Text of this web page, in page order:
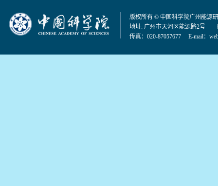
版权所有 © 中国科学院广州能源
地址: 广州市天河区能源路2号
传真：020-87057677 E-mail：